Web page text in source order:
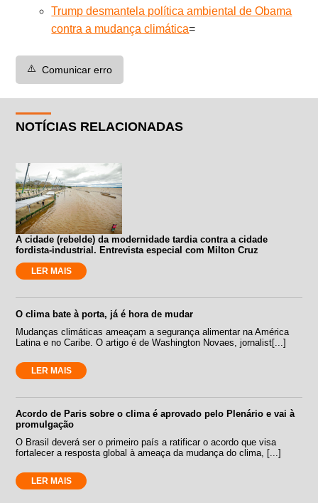
Trump desmantela política ambiental de Obama
contra a mudança climática=
⚠️ Comunicar erro
NOTÍCIAS RELACIONADAS
A cidade (rebelde) da modernidade tardia contra a cidade
fordista-industrial. Entrevista especial com Milton Cruz
LER MAIS
O clima bate à porta, já é hora de mudar
Mudanças climáticas ameaçam a segurança alimentar na América
Latina e no Caribe. O artigo é de Washington Novaes, jornalist[...]
LER MAIS
Acordo de Paris sobre o clima é aprovado pelo Plenário e vai à
promulgação
O Brasil deverá ser o primeiro país a ratificar o acordo que visa
fortalecer a resposta global à ameaça da mudança do clima, [...]
LER MAIS